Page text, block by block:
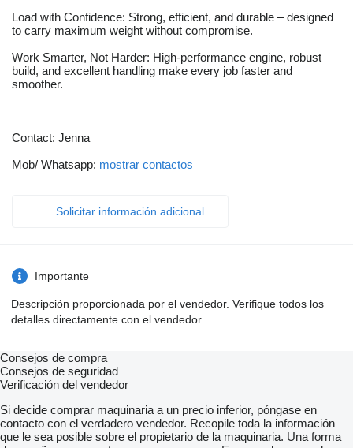
Load with Confidence: Strong, efficient, and durable – designed
to carry maximum weight without compromise.
Work Smarter, Not Harder: High-performance engine, robust
build, and excellent handling make every job faster and
smoother.
Contact: Jenna
Mob/ Whatsapp: mostrar contactos
Solicitar información adicional
Importante
Descripción proporcionada por el vendedor. Verifique todos los
detalles directamente con el vendedor.
Consejos de compra
Consejos de seguridad
Verificación del vendedor
Si decide comprar maquinaria a un precio inferior, póngase en
contacto con el verdadero vendedor. Recopile toda la información
que le sea posible sobre el propietario de la maquinaria. Una forma